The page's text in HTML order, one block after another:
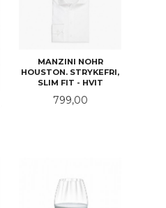
MANZINI NOHR
HOUSTON. STRYKEFRI,
SLIM FIT - HVIT
Pris
799,00